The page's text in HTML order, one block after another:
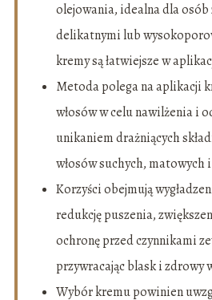
olejowania, idealna dla
delikatnymi lub
kremy są łatwiejsze w
Metoda polega na aplikacji
włosów w celu nawilżenia i
unikaniem drażniących
włosów suchych, matowych
Korzyści obejmują
redukcję puszenia,
ochronę przed czynnikami
przywracając blask i zdrowy
Wybór kremu powinien